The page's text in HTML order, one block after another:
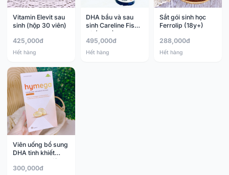
Vitamin Elevit sau
sinh (hộp 30 viên)
425,000đ
Hết hàng
DHA bầu và sau
sinh Careline Fish
Oil (18y+)
495,000đ
Hết hàng
Sắt gói sinh học
Ferrolip (18y+)
288,000đ
Hết hàng
Viên uống bổ sung
DHA tinh khiết
Hymega 30 viên
300,000đ